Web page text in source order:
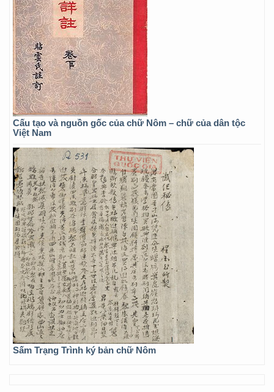
Cấu tạo và nguồn gốc của chữ Nôm – chữ của dân tộc
Việt Nam
Sấm Trạng Trình ký bản chữ Nôm